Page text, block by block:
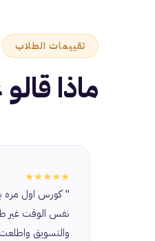
تقييمات الطلاب
ماذا
★★★★★
" كورس اول مره
نفس الوقت غير
والتسويق